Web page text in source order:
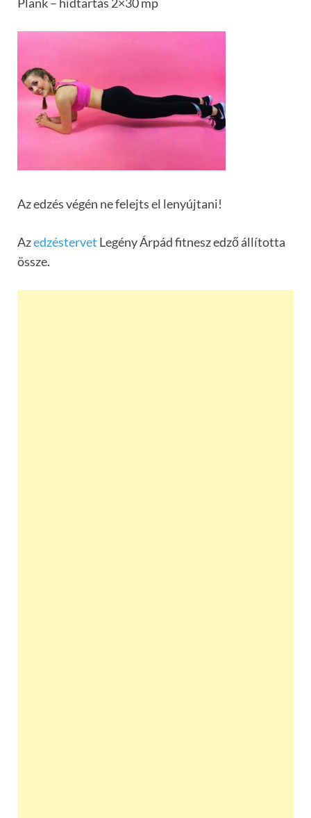
Az edzés végén ne felejts el lenyújtani!
Azedzéstervet Legény Árpád fitnesz edző állította
össze.